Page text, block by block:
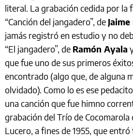
literal. La grabación cedida por la
“Canción del jangadero”, de
jamás registró en estudio y no
“El jangadero”, de Ramón Ayala
que fue uno de sus primeros
encontrado (algo que, de alguna
olvidado). Como lo es ese
una canción que fue himno
grabación del Trío de Cocomarola
Lucero, a fines de 1955, que